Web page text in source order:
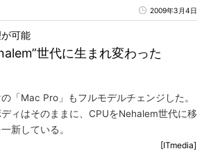
2009年3月4日
世代に生まれ変わった
可能
「Mac Pro」もフルモデルチェンジした。
ィはそのままに、CPUをNehalem世代に移
新している。
[ITmedia]